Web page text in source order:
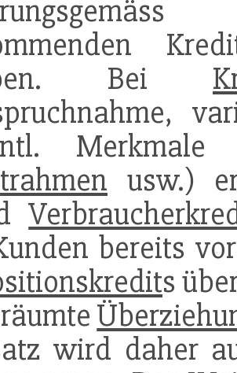
Bei
Merkmale
usw.)
bereits
s
wird daher